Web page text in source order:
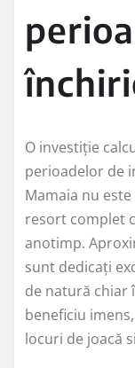
O investiție
perioadelor de
Mamaia nu
resort complet
anotimp.
sunt dedicați
de natură chiar
beneficiu
locuri de joacă